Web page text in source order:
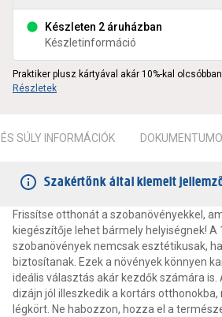
Készleten 2 áruházban
Készletinformáció
Praktiker plusz kártyával akár 10%-kal
Részletek
SÚLY INFORMÁCIÓK
Szakértőnk által kiemelt
Frissítse otthonát a szobanövényekkel,
kiegészítője lehet bármely helyiségnek! A
szobanövények nemcsak esztétikusak,
biztosítanak. Ezek a növények könnyen
ideális választás akár kezdők számára
dizájn jól illeszkedik a kortárs
légkört. Ne habozzon, hozza el a